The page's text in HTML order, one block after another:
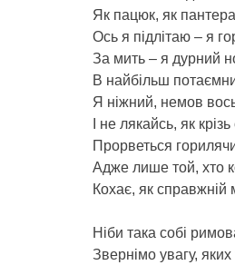
Як пацюк, як
Ось я підлітаю – я
За мить – я дурний
В найбільш
Я ніжний, немов
І не лякайсь, як
Прорветься
Адже лише той, хто
Кохає, як справжній
Ніби така собі
Звернімо увагу,